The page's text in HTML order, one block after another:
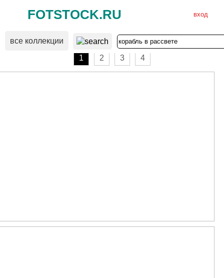
FOTSTOCK.RU
РЕГИСТРАЦИЯ
вход
все коллекции
1
2 3 4